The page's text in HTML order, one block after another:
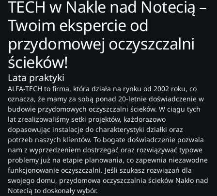
TECH w Nakle nad Notecią –
Twoim ekspercie od
przydomowej oczyszczalni
ścieków!
Lata praktyki
ALFA-TECH to firma, która działa na rynku od 2002 roku, co
oznacza, że mamy za sobą ponad 20-letnie doświadczenie w
budowie przydomowych oczyszczalni ścieków. W ciągu tych
lat zrealizowaliśmy setki projektów, każdorazowo
dopasowując instalacje do charakterystyki działki oraz
potrzeb naszych klientów. To bogate doświadczenie pozwala
nam z wyprzedzeniem dostrzegać oraz rozwiązywać typowe
problemy już na etapie planowania, co zapewnia niezawodne
funkcjonowanie oczyszczalni. Jeśli szukasz rozwiązań dla
swojego domu, przydomowa oczyszczalnia ścieków Nakło nad
Notecią to doskonały wybór.